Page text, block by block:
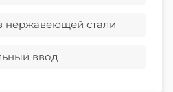
нержавеющей стали
ввод